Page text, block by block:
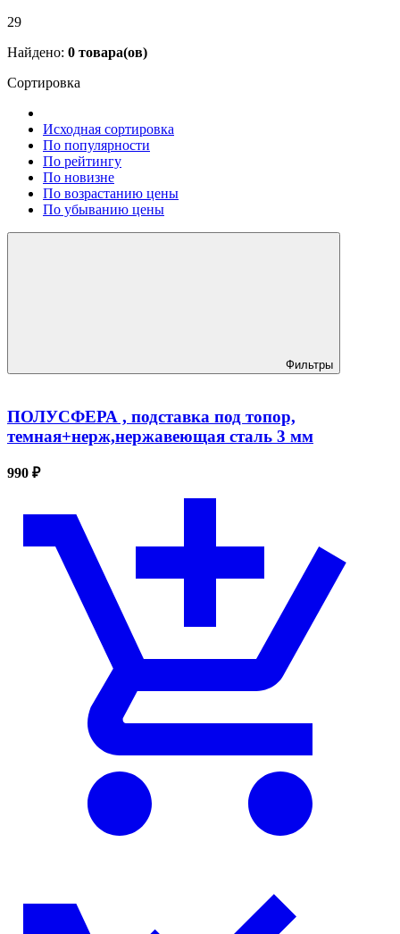
29
Найдено: 0 товара(ов)
Сортировка
Исходная сортировка
По популярности
По рейтингу
По новизне
По возрастанию цены
По убыванию цены
Фильтры
ПОЛУСФЕРА , подставка под топор,
темная+нерж,нержавеющая сталь 3 мм
990 ₽